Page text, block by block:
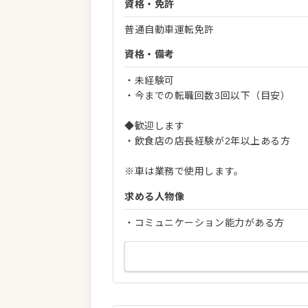
資格・免許
普通自動車運転免許
資格・備考
・未経験可
・今までの転職回数3回以下（目安）
◆歓迎します
・飲食店の店長経験が2年以上ある方
※車は業務で使用します。
求める人物像
・コミュニケーション能力がある方